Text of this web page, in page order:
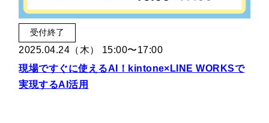
受付終了
2025.04.24（木） 15:00〜17:00
現場ですぐに使えるAI！kintone×LINE WORKSで
実現するAI活用